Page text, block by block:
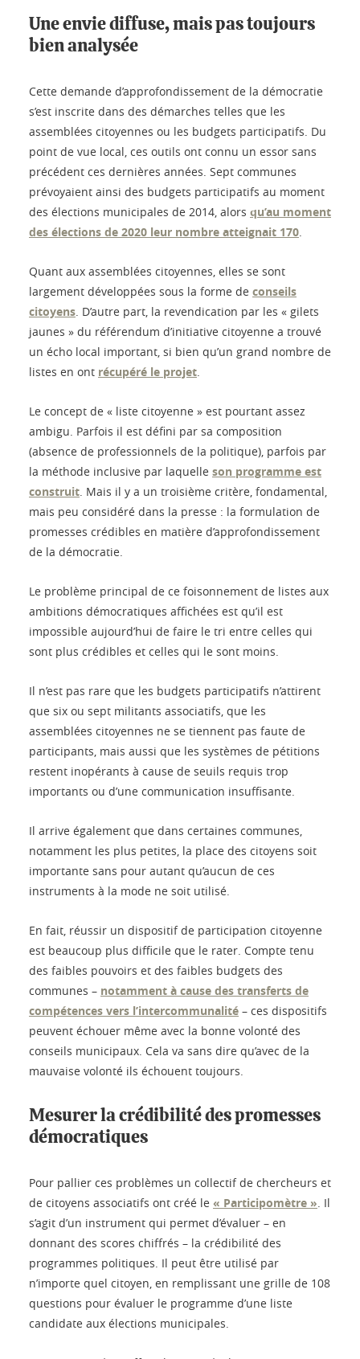
Une envie diffuse, mais pas toujours
bien analysée
Cette demande d’approfondissement de la démocratie
s’est inscrite dans des démarches telles que les
assemblées citoyennes ou les budgets participatifs. Du
point de vue local, ces outils ont connu un essor sans
précédent ces dernières années. Sept communes
prévoyaient ainsi des budgets participatifs au moment
des élections municipales de 2014, alors qu’au moment
des élections de 2020 leur nombre atteignait 170.
Quant aux assemblées citoyennes, elles se sont
largement développées sous la forme de conseils
citoyens. D’autre part, la revendication par les « gilets
jaunes » du référendum d’initiative citoyenne a trouvé
un écho local important, si bien qu’un grand nombre de
listes en ont récupéré le projet.
Le concept de « liste citoyenne » est pourtant assez
ambigu. Parfois il est défini par sa composition
(absence de professionnels de la politique), parfois par
la méthode inclusive par laquelle son programme est
construit. Mais il y a un troisième critère, fondamental,
mais peu considéré dans la presse : la formulation de
promesses crédibles en matière d’approfondissement
de la démocratie.
Le problème principal de ce foisonnement de listes aux
ambitions démocratiques affichées est qu’il est
impossible aujourd’hui de faire le tri entre celles qui
sont plus crédibles et celles qui le sont moins.
Il n’est pas rare que les budgets participatifs n’attirent
que six ou sept militants associatifs, que les
assemblées citoyennes ne se tiennent pas faute de
participants, mais aussi que les systèmes de pétitions
restent inopérants à cause de seuils requis trop
importants ou d’une communication insuffisante.
Il arrive également que dans certaines communes,
notamment les plus petites, la place des citoyens soit
importante sans pour autant qu’aucun de ces
instruments à la mode ne soit utilisé.
En fait, réussir un dispositif de participation citoyenne
est beaucoup plus difficile que le rater. Compte tenu
des faibles pouvoirs et des faibles budgets des
communes – notamment à cause des transferts de
compétences vers l’intercommunalité – ces dispositifs
peuvent échouer même avec la bonne volonté des
conseils municipaux. Cela va sans dire qu’avec de la
mauvaise volonté ils échouent toujours.
Mesurer la crédibilité des promesses
démocratiques
Pour pallier ces problèmes un collectif de chercheurs et
de citoyens associatifs ont créé le « Participomètre ». Il
s’agit d’un instrument qui permet d’évaluer – en
donnant des scores chiffrés – la crédibilité des
programmes politiques. Il peut être utilisé par
n’importe quel citoyen, en remplissant une grille de 108
questions pour évaluer le programme d’une liste
candidate aux élections municipales.